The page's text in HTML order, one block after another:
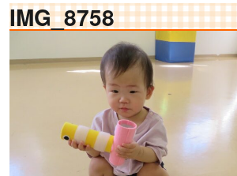
IMG_8758